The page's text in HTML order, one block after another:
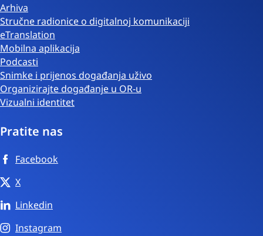
Arhiva
Stručne radionice o digitalnoj komunikaciji
eTranslation
Mobilna aplikacija
Podcasti
Snimke i prijenos događanja uživo
Organizirajte događanje u OR-u
Vizualni identitet
Pratite nas
Facebook
X
Linkedin
Instagram